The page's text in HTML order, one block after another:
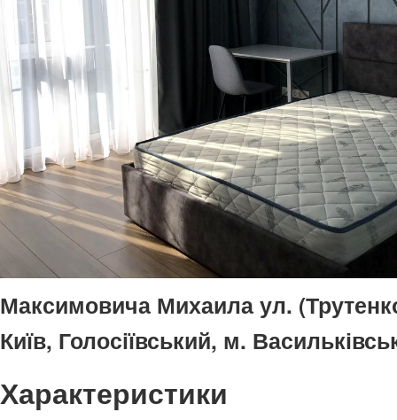
Максимовича Михаила ул.
Київ, Голосіївський, м.
Характеристики